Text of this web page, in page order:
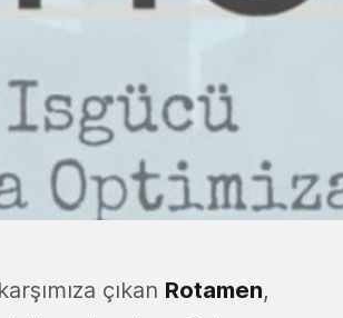
çıkan Rotamen,